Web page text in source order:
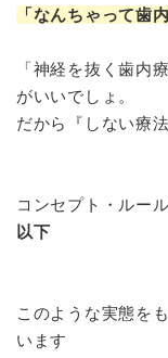
「なんちゃって歯
「神経を抜く歯内
がいいでしょ。
だから『しない療
コンセプト・ルー
以下
このような実態を
います